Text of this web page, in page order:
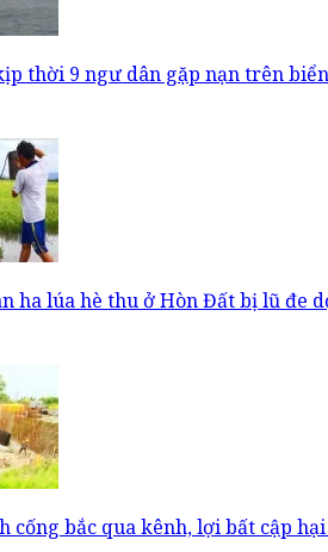
thời 9 ngư dân gặp nạn trên biển
ha lúa hè thu ở Hòn Đất bị lũ đe
cống bắc qua kênh, lợi bất cập